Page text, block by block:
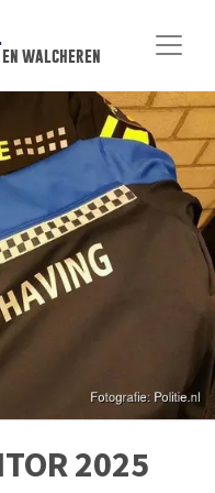
walcheren
2025